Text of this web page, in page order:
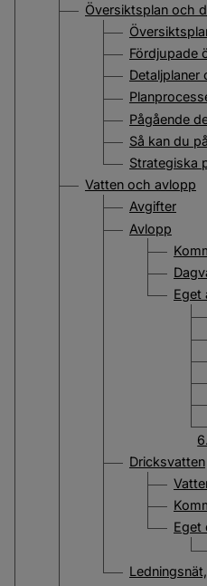
Översiktsplan och
Fördjupade
Pågående
Så kan du
Strategiska
Vatten och avlopp
Avgifter
Avlopp
Eget
Dricksvatten
Eget